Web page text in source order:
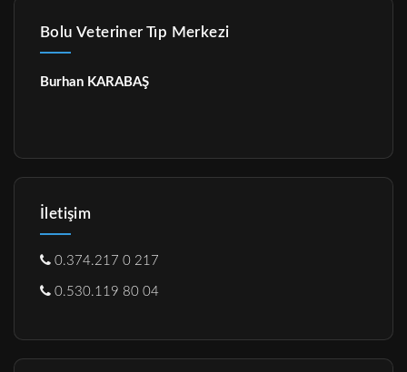
Bolu Veteriner Tıp Merkezi
Burhan KARABAŞ
İletişim
0.374.217 0 217
0.530.119 80 04